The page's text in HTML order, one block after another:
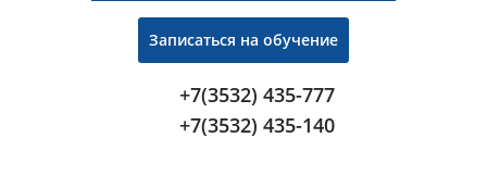
Записаться на обучение
+7(3532) 435-777
+7(3532) 435-140